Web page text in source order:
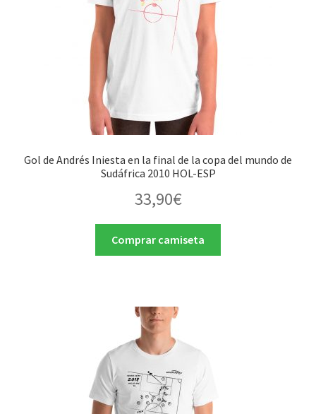
Gol de Andrés Iniesta en la final de la copa del mundo de
Sudáfrica 2010 HOL-ESP
33,90€
Comprar camiseta